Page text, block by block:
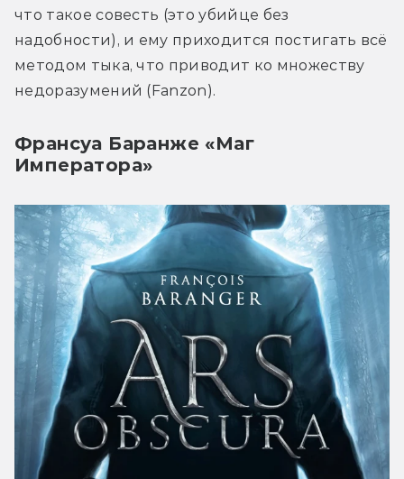
что такое совесть (это убийце без
надобности), и ему приходится постигать всё
методом тыка, что приводит ко множеству
недоразумений (Fanzon).
Франсуа Баранже «Маг
Императора»